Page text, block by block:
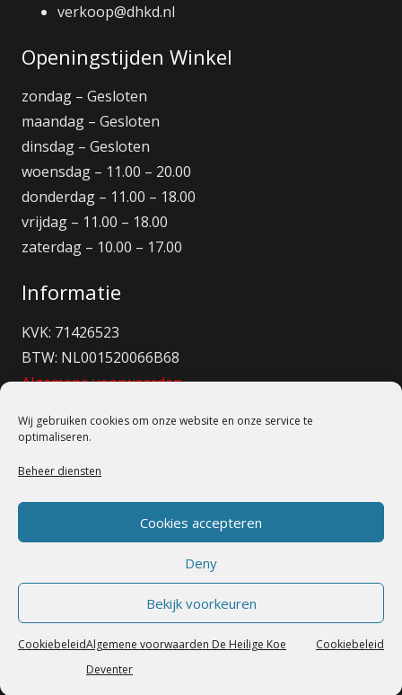
Wij gebruiken cookies om onze website en onze service te
optimaliseren.
Beheer diensten
Cookies accepteren
Deny
Bekijk voorkeuren
CookiebeleidAlgemene voorwaarden De Heilige Koe
Deventer
Cookiebeleid
verkoop@dhkd.nl
Openingstijden Winkel
zondag – Gesloten
maandag – Gesloten
dinsdag – Gesloten
woensdag – 11.00 – 20.00
donderdag – 11.00 – 18.00
vrijdag – 11.00 – 18.00
zaterdag – 10.00 – 17.00
Informatie
KVK: 71426523
BTW: NL001520066B68
Algemene voorwaarden
Verzendkosten
Bestellingen via internet voor 16.00 uur worden
dagelijks op werkdagen op dezelfde dag verzonden
Van €10.00 tot €35.00: €6.95
Van €35.00 tot €100.00 :€3.95
Vanaf 100.00:Gratis